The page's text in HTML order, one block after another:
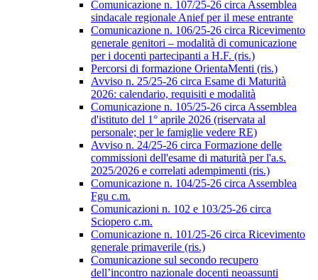
Comunicazione n. 107/25-26 circa Assemblea
sindacale regionale Anief per il mese entrante
Comunicazione n. 106/25-26 circa Ricevimento
generale genitori – modalità di comunicazione
per i docenti partecipanti a H.F. (ris.)
Percorsi di formazione OrientaMenti (ris.)
Avviso n. 25/25-26 circa Esame di Maturità
2026: calendario, requisiti e modalità
Comunicazione n. 105/25-26 circa Assemblea
d'istituto del 1° aprile 2026 (riservata al
personale; per le famiglie vedere RE)
Avviso n. 24/25-26 circa Formazione delle
commissioni dell'esame di maturità per l'a.s.
2025/2026 e correlati adempimenti (ris.)
Comunicazione n. 104/25-26 circa Assemblea
Fgu c.m.
Comunicazioni n. 102 e 103/25-26 circa
Sciopero c.m.
Comunicazione n. 101/25-26 circa Ricevimento
generale primaverile (ris.)
Comunicazione sul secondo recupero
dell’incontro nazionale docenti neoassunti